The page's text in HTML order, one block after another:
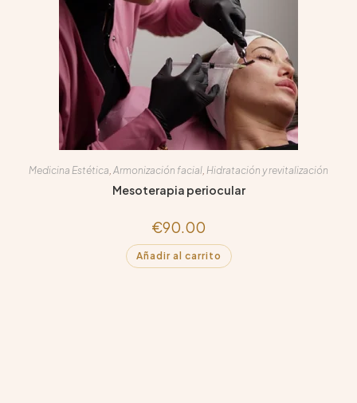
Medicina Estética, Armonización facial, Hidratación y revitalización
Mesoterapia periocular
€90.00
Añadir al carrito